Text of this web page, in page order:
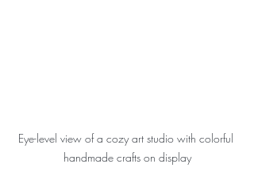
Eye-level view of a cozy art studio with colorful
handmade crafts on display